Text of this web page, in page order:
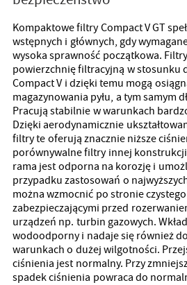
Kompaktowe filtry Compact V GT
wstępnych i głównych, gdy
wysoka sprawność początkowa.
powierzchnię filtracyjną w stosunku
Compact V i dzięki temu mogą
magazynowania pyłu, a tym samym
Pracują stabilnie w warunkach
Dzięki aerodynamicznie
filtry te oferują znacznie niższe
porównywalne filtry innej
rama jest odporna na korozję i
przypadku zastosowań o
można wzmocnić po stronie
zabezpieczającymi przed
urządzeń np. turbin gazowych.
wodoodporny i nadaje się również
warunkach o dużej wilgotności.
ciśnienia jest normalny. Przy
spadek ciśnienia powraca do